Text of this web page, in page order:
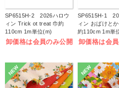
SP6515H-2 2026ハロウ
ィン Trick ot treat 巾約
110cm 1m単位(m)
卸価格は会員のみ公開
SP6515H-1
ィン おばけと
約110cm 1m単
卸価格は会
NEW NEW